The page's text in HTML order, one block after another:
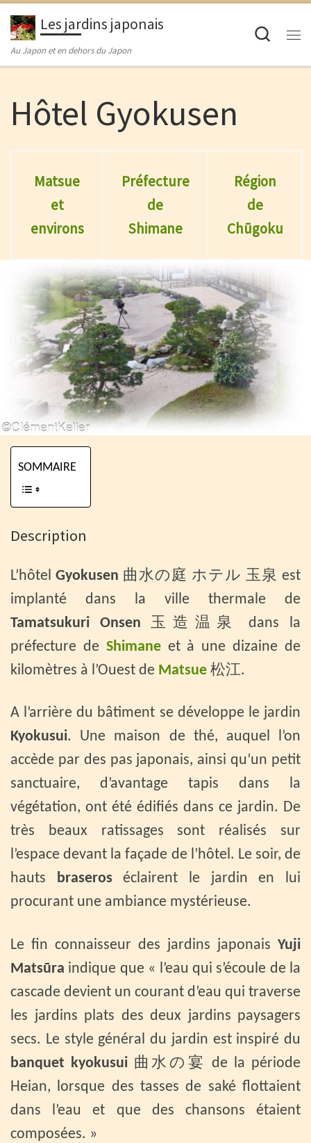
Passer au contenu
Les jardins japonais
Au Japon et en dehors du Japon
Hôtel Gyokusen
Matsue
et
environs
Préfecture
de
Shimane
Région
de
Chūgoku
SOMMAIRE
Description
L’hôtel Gyokusen 曲水の庭 ホテル 玉泉 est
implanté dans la ville thermale de
Tamatsukuri Onsen 玉造温泉 dans la
préfecture de Shimaneet à une dizaine de
kilomètres à l’Ouest de Matsue 松江.
A l’arrière du bâtiment se développe le jardin
Kyokusui. Une maison de thé, auquel l’on
accède par des pas japonais, ainsi qu’un petit
sanctuaire, d’avantage tapis dans la
végétation, ont été édifiés dans ce jardin. De
très beaux ratissages sont réalisés sur
l’espace devant la façade de l’hôtel. Le soir, de
hauts braseroséclairent le jardin en lui
procurant une ambiance mystérieuse.
Le fin connaisseur des jardins japonais Yuji
Matsūra indique que « l’eau qui s’écoule de la
cascade devient un courant d’eau qui traverse
les jardins plats des deux jardins paysagers
secs. Le style général du jardin est inspiré du
banquet kyokusui 曲水の宴 de la période
Heian, lorsque des tasses de saké flottaient
dans l’eau et que des chansons étaient
composées. »